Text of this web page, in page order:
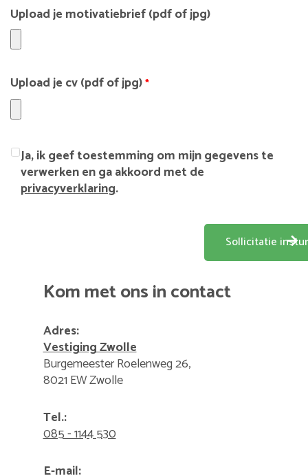
Upload je motivatiebrief (pdf of jpg)
Upload je cv (pdf of jpg)*
Ja, ik geef toestemming om mijn gegevens te
verwerken en ga akkoord met de
privacyverklaring.
Kom met ons in contact
Adres:
Vestiging Zwolle
Burgemeester Roelenweg 26,
8021 EW Zwolle
Tel.:
085 - 1144 530
E-mail: